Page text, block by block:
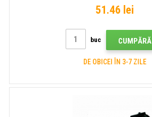
51.46 lei
buc CUMPĂRĂ
DE OBICEI ÎN 3-7 ZILE